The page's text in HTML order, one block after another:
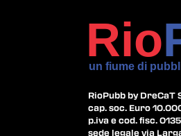
RioPubb by
cap. soc. Euro
p.iva e cod. fisc.
sede legale via